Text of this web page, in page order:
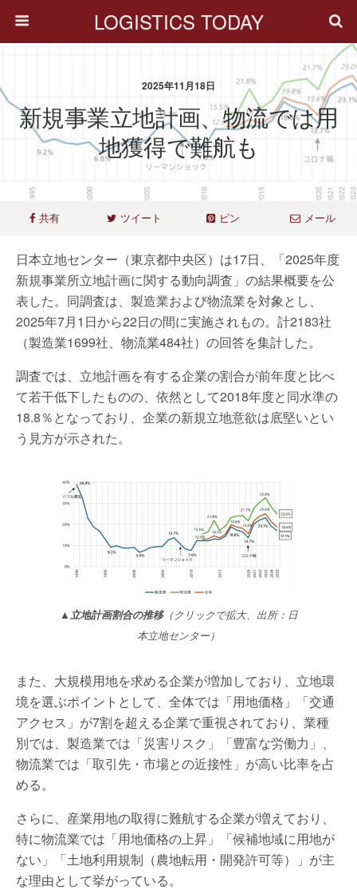
LOGISTICS TODAY
2025年11月18日
新規事業立地計画、物流では用
地獲得で難航も
共有 ツイート ピン メール
日本立地センター（東京都中央区）は17日、「2025年度
新規事業所立地計画に関する動向調査」の結果概要を公
表した。同調査は、製造業および物流業を対象とし、
2025年7月1日から22日の間に実施されもの。計2183社
（製造業1699社、物流業484社）の回答を集計した。
調査では、立地計画を有する企業の割合が前年度と比べ
て若干低下したものの、依然として2018年度と同水準の
18.8％となっており、企業の新規立地意欲は底堅いとい
う見方が示された。
▲立地計画割合の推移（クリックで拡大、出所：日
本立地センター）
また、大規模用地を求める企業が増加しており、立地環
境を選ぶポイントとして、全体では「用地価格」「交通
アクセス」が7割を超える企業で重視されており、業種
別では、製造業では「災害リスク」「豊富な労働力」、
物流業では「取引先・市場との近接性」が高い比率を占
める。
さらに、産業用地の取得に難航する企業が増えており、
特に物流業では「用地価格の上昇」「候補地域に用地が
ない」「土地利用規制（農地転用・開発許可等）」が主
な理由として挙がっている。